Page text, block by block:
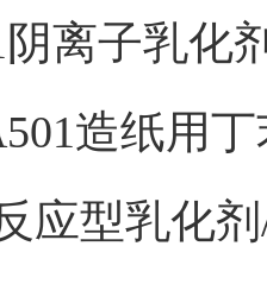
离子乳化
造纸用
应型乳化